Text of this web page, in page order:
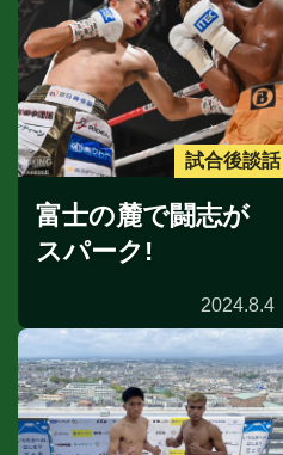
試合後談話
富士の麓で闘志が
スパーク!
2024.8.4